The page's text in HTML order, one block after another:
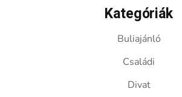
Kategóriák
Buliajánló
Családi
Divat